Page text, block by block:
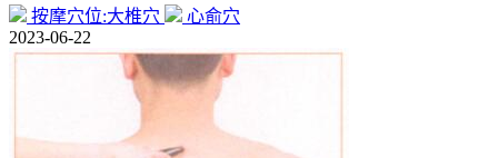
按摩穴位:大椎穴
心俞穴
2023-06-22